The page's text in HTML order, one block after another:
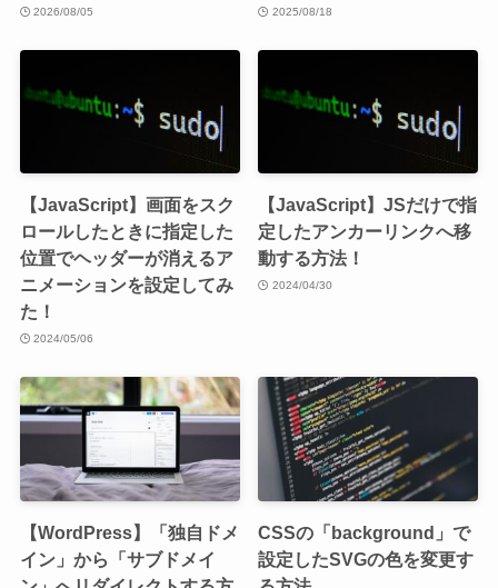
2026/08/05 2025/08/18
【JavaScript】画面をスク
ロールしたときに指定した
位置でヘッダーが消えるア
ニメーションを設定してみ
た！
2024/05/06
【JavaScript】JSだけで指
定したアンカーリンクへ移
動する方法！
2024/04/30
【WordPress】「独自ドメ
イン」から「サブドメイ
CSSの「background」で
設定したSVGの色を変更す